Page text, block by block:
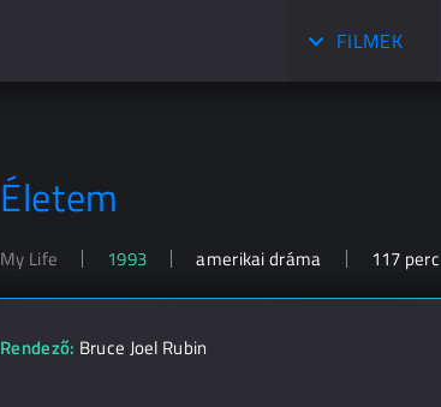
FILMEK
Életem
My Life 1993 amerikai dráma 117 perc
Rendező: Bruce Joel Rubin